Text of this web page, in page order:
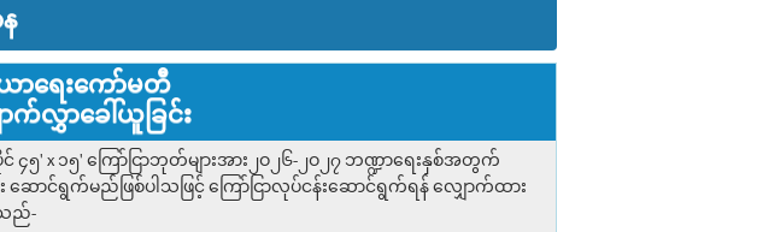
ာရေးကော်မတီ
က်လွှာခေါ်ယူခြင်း
x ၁၅' ကြော်ငြာဘုတ်များအား၂ဝ၂၆-၂ဝ၂၇ ဘဏ္ဍာရေးနှစ်အတွက်
ောင်ရွက်မည်ဖြစ်ပါသဖြင့် ကြော်ငြာလုပ်ငန်းဆောင်ရွက်ရန် လျှောက်ထား
သည်-